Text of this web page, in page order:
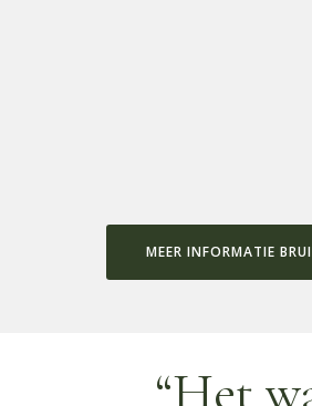
MEER INFORMATIE
“Het